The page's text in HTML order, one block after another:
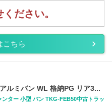
ださい。
こちら
ルミバン WL 格納PG リア3...
ンター 小型 バン TKG-FEB50中古トラッ